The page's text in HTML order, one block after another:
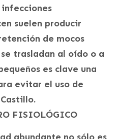
suelen producir
de mocos
trasladan al oído o a
es clave una
evitar el uso de
FISIOLÓGICO